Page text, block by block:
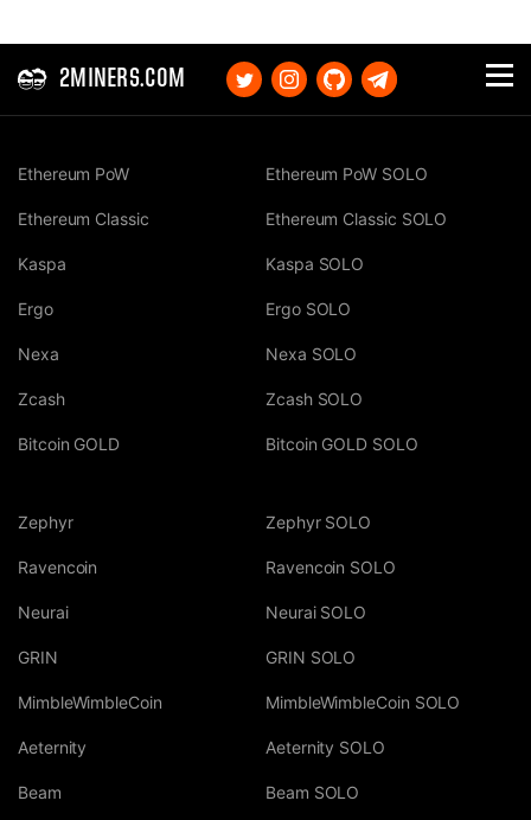
2MINERS.COM
Ethereum PoW
Ethereum Classic
Kaspa
Ergo
Nexa
Zcash
Bitcoin GOLD
Ethereum PoW SOLO
Ethereum Classic SOLO
Kaspa SOLO
Ergo SOLO
Nexa SOLO
Zcash SOLO
Bitcoin GOLD SOLO
Zephyr
Ravencoin
Neurai
GRIN
MimbleWimbleCoin
Aeternity
Beam
Zephyr SOLO
Ravencoin SOLO
Neurai SOLO
GRIN SOLO
MimbleWimbleCoin SOLO
Aeternity SOLO
Beam SOLO